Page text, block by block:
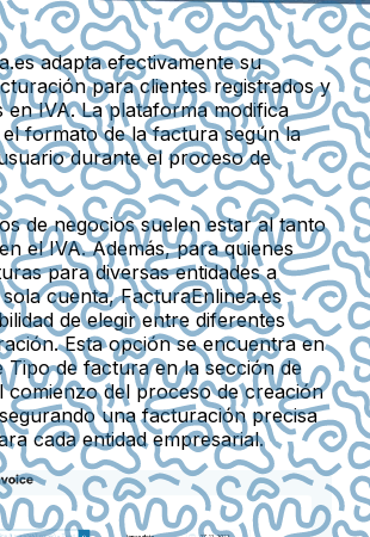
adapta efectivamente su
para clientes registrados y
en IVA. La plataforma modifica
formato de la factura según la
durante el proceso de
de negocios suelen estar al tanto
el IVA. Además, para quienes
para diversas entidades a
cuenta, FacturaEnlinea.es
de elegir entre diferentes
Esta opción se encuentra en
Tipo de facturaen la sección de
comienzo del proceso de creación
una facturación precisa
cada entidad empresarial.